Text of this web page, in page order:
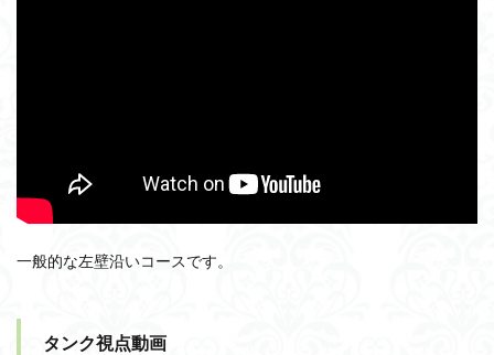
一般的な左壁沿いコースです。
タンク視点動画